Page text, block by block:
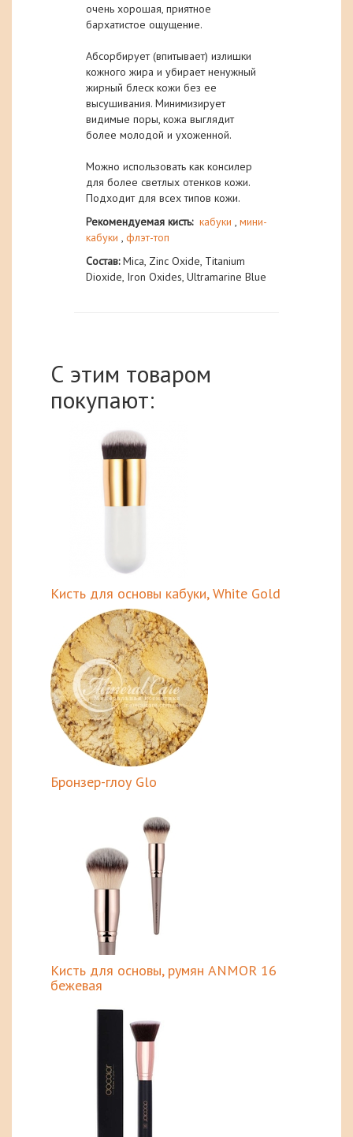
очень хорошая, приятное
бархатистое ощущение.
Абсорбирует (впитывает) излишки
кожного жира и убирает ненужный
жирный блеск кожи без ее
высушивания. Минимизирует
видимые поры, кожа выглядит
более молодой и ухоженной.
Можно использовать как консилер
для более светлых отенков кожи.
Подходит для всех типов кожи.
Рекомендуемая кисть: кабуки
мини-
кабуки
флэт-топ
Состав:Mica, Zinc Oxide, Titanium
Dioxide, Iron Oxides, Ultramarine Blue
С этим товаром
покупают:
Кисть для основы кабуки, White Gold
Бронзер-глоу Glo
Кисть для основы, румян ANMOR 16
бежевая